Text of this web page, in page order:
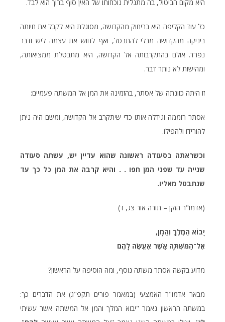
היא מקום הביטול, בה מתגלית נוכחותו של האין סוף ברוך הוא לבד.
כל עוד הקליפה היא בריחוק מהקדושה, מסוגלת היא לקבל את חיותה
ביניקה מהקדושה מבלי להתבטל, ואף לחוש את עצמה ליש ודבר
נפרד. אולם בהתקרבותה אל הקדושה, היא מתבטלת ממציאותה,
ומהישות לא נותר דבר.
זו היתה כוונתה של אסתר, בהזמינה את המן אל המשתה פעמיים:
אסתר רוממה וגידלה אותו כדי שיתקרב אל הקדושה, ומשם היה ניתן
להורידו ולהפילו.
וכשראתה בסעודה ראשונה שהוא עדיין יש, עשתה סעודה
שנייה עד שפני המן חפו . . והיא קרבה את המן כל כך עד
שנתבטל מאליו.
(אדמו"ר הזקן – תורה אור צג, ד)
יָבוֹא הַמֶּלֶךְ וְהָמָן,
אֶל־הַמִּשְׁתֶּה אֲשֶׁר אֶעֱשֶׂה לָהֶם
מדוע בקשה אסתר משתה נוסף, ומה הוסיפה על הראשון?
מבאר אדמו"ר האמצעי (במאמר פורים תקפ"ג) את הדברים כך:
במשתה הראשון נאמר "יבוא המלך והמן אל המשתה אשר עשיתי